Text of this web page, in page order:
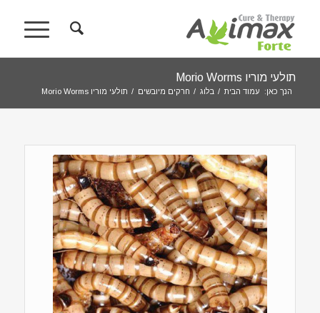
תולעי מוריו Morio Worms
הנך כאן: עמוד הבית / בלוג / חרקים מיובשים / תולעי מוריו Morio Worms